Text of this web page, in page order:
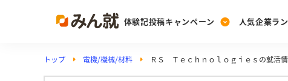
体験記投稿キャンペーン
Post
人気企業ラ
Ranking
PickUp
トップ 電機/機械/材料 ＲＳ Ｔｅｃｈｎｏｌｏｇｉｅｓの就活